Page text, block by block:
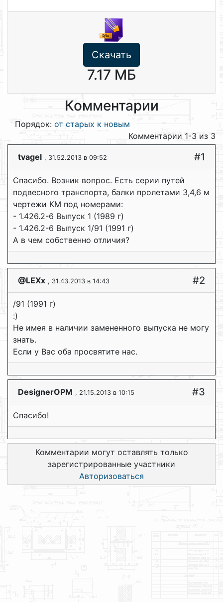
Скачать
7.17 МБ
Комментарии
Порядок: от старых к новым
Комментарии 1-3 из 3
tvagel , 31.52.2013 в 09:52 #1
Спасибо. Возник вопрос. Есть серии путей
подвесного транспорта, балки пролетами 3,4,6 м
чертежи КМ под номерами:
- 1.426.2-6 Выпуск 1 (1989 г)
- 1.426.2-6 Выпуск 1/91 (1991 г)
А в чем собственно отличия?
@LEXx , 31.43.2013 в 14:43 #2
/91 (1991 г)
:)
Не имея в наличии замененного выпуска не могу
знать.
Если у Вас оба просвятите нас.
DesignerOPM , 21.15.2013 в 10:15 #3
Спасибо!
Комментарии могут оставлять только
зарегистрированные участники
Авторизоваться